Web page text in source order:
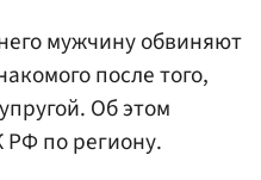
мужчину обвиняют
после того,
Об этом
РФ по региону.